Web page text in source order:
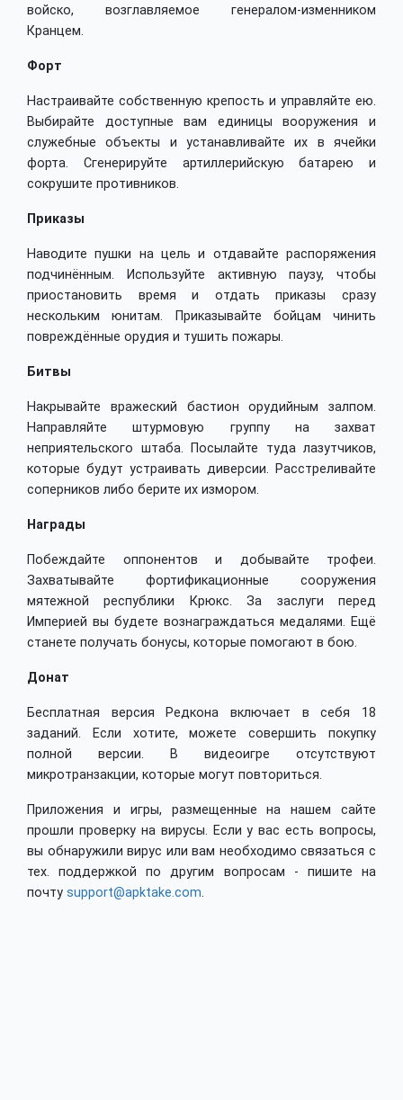
войско, возглавляемое генералом-изменником
Кранцем.
Форт
Настраивайте собственную крепость и управляйте ею.
Выбирайте доступные вам единицы вооружения и
служебные объекты и устанавливайте их в ячейки
форта. Сгенерируйте артиллерийскую батарею и
сокрушите противников.
Приказы
Наводите пушки на цель и отдавайте распоряжения
подчинённым. Используйте активную паузу, чтобы
приостановить время и отдать приказы сразу
нескольким юнитам. Приказывайте бойцам чинить
повреждённые орудия и тушить пожары.
Битвы
Накрывайте вражеский бастион орудийным залпом.
Направляйте штурмовую группу на захват
неприятельского штаба. Посылайте туда лазутчиков,
которые будут устраивать диверсии. Расстреливайте
соперников либо берите их измором.
Награды
Побеждайте оппонентов и добывайте трофеи.
Захватывайте фортификационные сооружения
мятежной республики Крюкс. За заслуги перед
Империей вы будете вознаграждаться медалями. Ещё
станете получать бонусы, которые помогают в бою.
Донат
Бесплатная версия Редкона включает в себя 18
заданий. Если хотите, можете совершить покупку
полной версии. В видеоигре отсутствуют
микротранзакции, которые могут повториться.
Приложения и игры, размещенные на нашем сайте
прошли проверку на вирусы. Если у вас есть вопросы,
вы обнаружили вирус или вам необходимо связаться с
тех. поддержкой по другим вопросам - пишите на
почту support@apktake.com.